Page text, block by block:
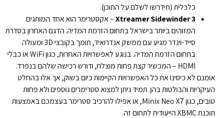
כלכלית (תידרשו לשלם על התוכן).
Xtreamer Sidewinder 3– אקסטרימר הוא אחד המותגים
המזוהים ביותר בישראל בתחום הזרמת המדיה. הדגם האחרון בסדרת
סייד-וינדר מגיע עם ממשק אנדרואיד, תומך בקובצי 3D ומעולה
בתחום הזרמת המדיה. בנוגע לאפשרויות האחרות, כגון WiFi או כבלי
HDMI – המכשיר קצת פחות מוצלח, ודורש רכישה שלהם בנפרד.
אומנם לא כיסינו את כל האפשרויות הקיימות כיום בשוק, אך אלו בהחלט
העיקריות והבולטות בהן. תמיד ניתן למצוא סטרימרים נוספים ולא פחות
טובים, כגון Minix Neo X7, או אפילו להרכיב סטרימר בעצמכם באמצעות
תוכנת XBMC הייעודית לתחום זה.